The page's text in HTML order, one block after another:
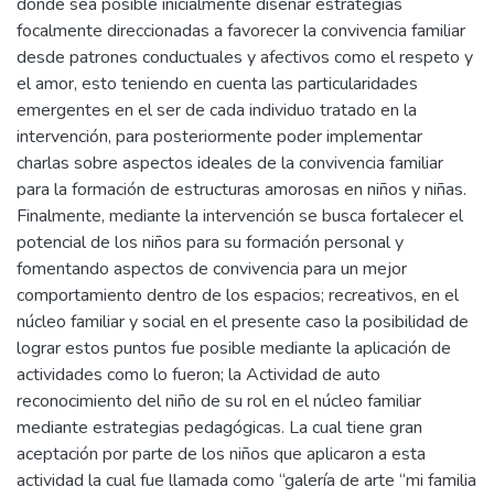
focalmente direccionadas a favorecer la convivencia familiar
desde patrones conductuales y afectivos como el respeto y
el amor, esto teniendo en cuenta las particularidades
emergentes en el ser de cada individuo tratado en la
intervención, para posteriormente poder implementar
charlas sobre aspectos ideales de la convivencia familiar
para la formación de estructuras amorosas en niños y niñas.
Finalmente, mediante la intervención se busca fortalecer el
potencial de los niños para su formación personal y
fomentando aspectos de convivencia para un mejor
comportamiento dentro de los espacios; recreativos, en el
núcleo familiar y social en el presente caso la posibilidad de
lograr estos puntos fue posible mediante la aplicación de
actividades como lo fueron; la Actividad de auto
reconocimiento del niño de su rol en el núcleo familiar
mediante estrategias pedagógicas. La cual tiene gran
aceptación por parte de los niños que aplicaron a esta
actividad la cual fue llamada como “galería de arte “mi familia